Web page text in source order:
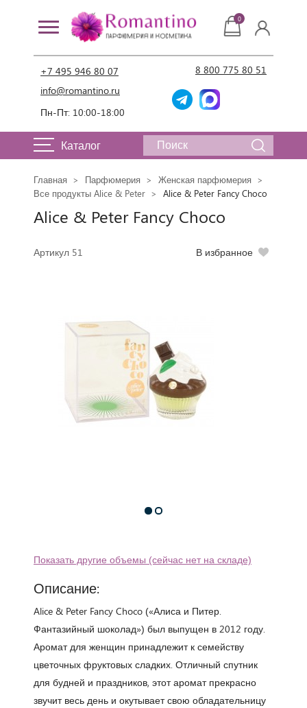
+7 495 946 80 07
info@romantino.ru
Пн-Пт: 10:00-18:00
8 800 775 80 51
0
Каталог
Главная Парфюмерия
Женская парфюмерия
Все продукты Alice & Peter
Alice & Peter Fancy Choco
Alice & Peter Fancy Choco
Артикул 51 В избранное
Показать другие объемы (сейчас нет на складе)
Описание:
Alice & Peter Fancy Choco («Алиса и Питер.
Фантазийный шоколад») был выпущен в 2012 году.
Аромат для женщин принадлежит к семейству
цветочных фруктовых сладких. Отличный спутник
для будней и праздников, этот аромат прекрасно
звучит весь день и окутывает свою обладательницу